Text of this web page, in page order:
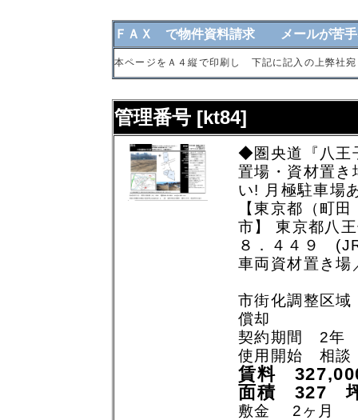
ＦＡＸ で物件資料請求 メールが苦手
本ページをＡ４縦で印刷し 下記に記入の上弊
管理番号 [kt84]
◆圏央道『八王
置場・資材置
い! 月極駐車場
【東京都（町
市】 東京都八
８．４４９
車両資材置き場
市街化調整区域
償却
契約期間 2年
使用開始 相談
賃料
面積 327
敷金 2ヶ月